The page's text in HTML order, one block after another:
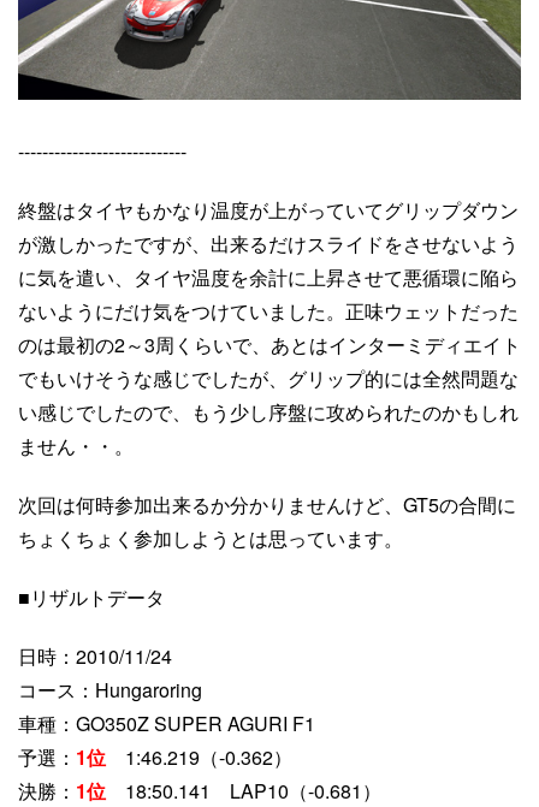
----------------------------
終盤はタイヤもかなり温度が上がっていてグリップダウン
が激しかったですが、出来るだけスライドをさせないよう
に気を遣い、タイヤ温度を余計に上昇させて悪循環に陥ら
ないようにだけ気をつけていました。正味ウェットだった
のは最初の2～3周くらいで、あとはインターミディエイト
でもいけそうな感じでしたが、グリップ的には全然問題な
い感じでしたので、もう少し序盤に攻められたのかもしれ
ません・・。
次回は何時参加出来るか分かりませんけど、GT5の合間に
ちょくちょく参加しようとは思っています。
■リザルトデータ
日時：2010/11/24
コース：Hungaroring
車種：GO350Z SUPER AGURI F1
予選： 1位 1:46.219（-0.362）
決勝： 1位 18:50.141 LAP10（-0.681）